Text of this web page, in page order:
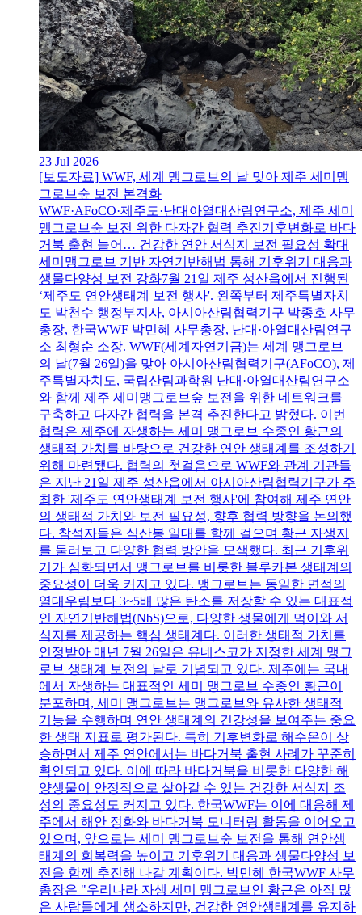
23 Jul 2026
[보도자료] WWF, 세계 맹그로브의 날 맞아 제주 세미맹
그로브숲 보전 본격화
WWF·AFoCO·제주도·난대아열대산림연구소, 제주 세미
맹그로브숲 보전 위한 다자간 협력 추진기후변화로 바다
거북 출현 늘어… 건강한 연안 서식지 보전 필요성 확대
세미맹그로브 기반 자연기반해법 통해 기후위기 대응과
생물다양성 보전 강화7월 21일 제주 성산읍에서 진행된
‘제주도 연안생태계 보전 행사'. 왼쪽부터 제주특별자치
도 박천수 행정부지사, 아시아산림협력기구 박종호 사무
총장, 한국WWF 박민혜 사무총장, 난대·아열대산림연구
소 최형순 소장. WWF(세계자연기금)는 세계 맹그로브
의 날(7월 26일)을 맞아 아시아산림협력기구(AFoCO), 제
주특별자치도, 국립산림과학원 난대·아열대산림연구소
와 함께 제주 세미맹그로브숲 보전을 위한 네트워크를
구축하고 다자간 협력을 본격 추진한다고 밝혔다. 이번
협력은 제주에 자생하는 세미 맹그로브 수종인 황근의
생태적 가치를 바탕으로 건강한 연안 생태계를 조성하기
위해 마련됐다. 협력의 첫걸음으로 WWF와 관계 기관들
은 지난 21일 제주 성산읍에서 아시아산림협력기구가 주
최한 '제주도 연안생태계 보전 행사'에 참여해 제주 연안
의 생태적 가치와 보전 필요성, 향후 협력 방향을 논의했
다. 참석자들은 식산봉 일대를 함께 걸으며 황근 자생지
를 둘러보고 다양한 협력 방안을 모색했다. 최근 기후위
기가 심화되면서 맹그로브를 비롯한 블루카본 생태계의
중요성이 더욱 커지고 있다. 맹그로브는 동일한 면적의
열대우림보다 3~5배 많은 탄소를 저장할 수 있는 대표적
인 자연기반해법(NbS)으로, 다양한 생물에게 먹이와 서
식지를 제공하는 핵심 생태계다. 이러한 생태적 가치를
인정받아 매년 7월 26일은 유네스코가 지정한 세계 맹그
로브 생태계 보전의 날로 기념되고 있다. 제주에는 국내
에서 자생하는 대표적인 세미 맹그로브 수종인 황근이
분포하며, 세미 맹그로브는 맹그로브와 유사한 생태적
기능을 수행하며 연안 생태계의 건강성을 보여주는 중요
한 생태 지표로 평가된다. 특히 기후변화로 해수온이 상
승하면서 제주 연안에서는 바다거북 출현 사례가 꾸준히
확인되고 있다. 이에 따라 바다거북을 비롯한 다양한 해
양생물이 안정적으로 살아갈 수 있는 건강한 서식지 조
성의 중요성도 커지고 있다. 한국WWF는 이에 대응해 제
주에서 해안 정화와 바다거북 모니터링 활동을 이어오고
있으며, 앞으로는 세미 맹그로브숲 보전을 통해 연안생
태계의 회복력을 높이고 기후위기 대응과 생물다양성 보
전을 함께 추진해 나갈 계획이다. 박민혜 한국WWF 사무
총장은 "우리나라 자생 세미 맹그로브인 황근은 아직 많
은 사람들에게 생소하지만, 건강한 연안생태계를 유지하